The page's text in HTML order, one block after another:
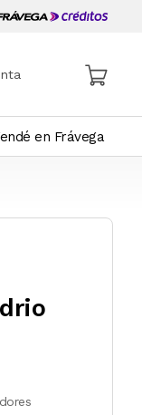
en Frávega